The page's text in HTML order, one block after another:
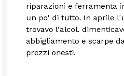
riparazioni e ferramenta
un po' di tutto. In aprile
trovavo l'alcol.
abbigliamento e scarpe
prezzi onesti.